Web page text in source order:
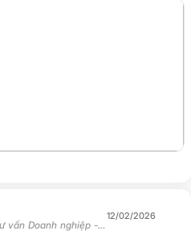
vấn Doanh nghiệp -
12/02/2026